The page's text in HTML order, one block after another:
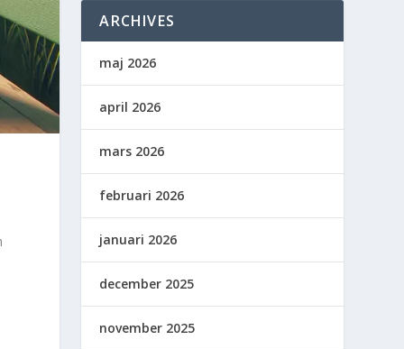
ARCHIVES
maj 2026
april 2026
mars 2026
februari 2026
januari 2026
december 2025
november 2025